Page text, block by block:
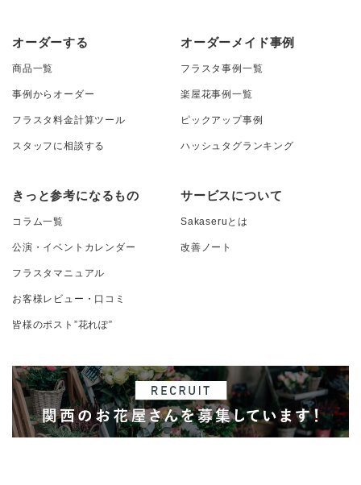
オーダーする
商品一覧
事例からオーダー
フラスタ料金計算ツール
スタッフに相談する
オーダーメイド事例
フラスタ事例一覧
楽屋花事例一覧
ピックアップ事例
ハッシュタグランキング
きっと参考になるもの
コラム一覧
公演・イベントカレンダー
フラスタマニュアル
お客様レビュー・口コミ
皆様のポスト”花れぽ”
サービスについて
Sakaseruとは
改善ノート